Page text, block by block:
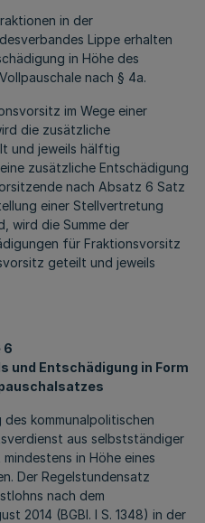
in der
Lippe erhalten
in Höhe des
nach § 4a.
im Wege einer
die zusätzliche
und jeweils hälftig
zusätzliche Entschädigung
nach Absatz 6 Satz
einer Stellvertretung
wird die Summe der
für Fraktionsvorsitz
geteilt und jeweils
6
und Entschädigung in Form
des kommunalpolitischen
aus selbstständiger
in Höhe eines
Der Regelstundensatz
nach dem
2014 (BGBl. I S. 1348) in der